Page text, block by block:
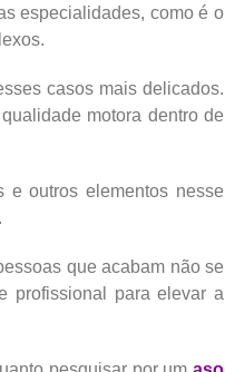
especialidades, como é o
casos mais delicados.
motora dentro de
e outros elementos nesse
que acabam não se
profissional para elevar a